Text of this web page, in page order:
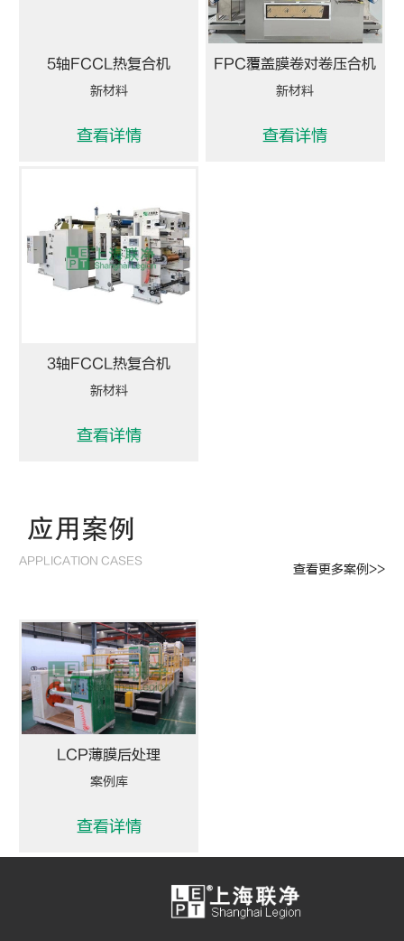
5轴FCCL热复合机
新材料
查看详情
FPC覆盖膜卷对卷压合机
新材料
查看详情
3轴FCCL热复合机
新材料
查看详情
应用案例
APPLICATION CASES
查看更多案例>>
LCP薄膜后处理
案例库
查看详情